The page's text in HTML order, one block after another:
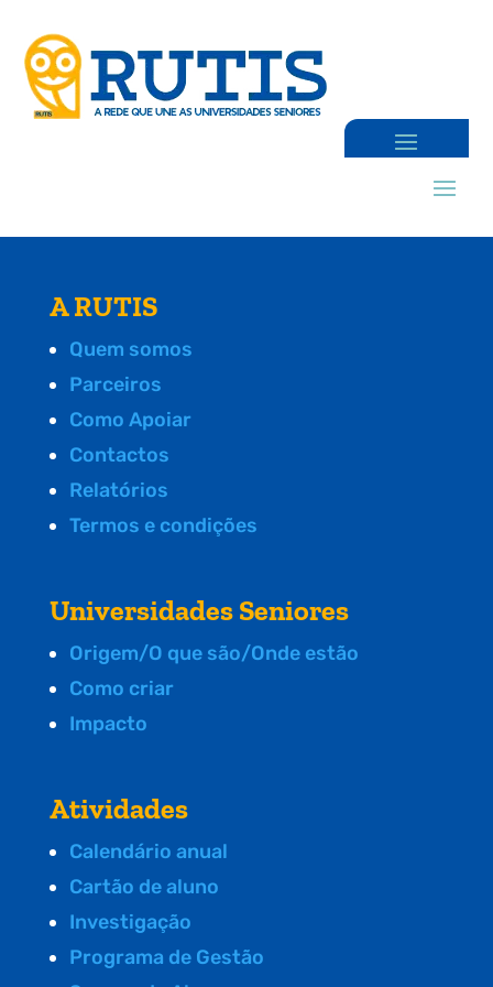
A RUTIS
Quem somos
Parceiros
Como Apoiar
Contactos
Relatórios
Termos e condições
Universidades Seniores
Origem/O que são/Onde estão
Como criar
Impacto
Atividades
Calendário anual
Cartão de aluno
Investigação
Programa de Gestão